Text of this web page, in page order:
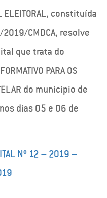
ELEITORAL, constituída
CMDCA, resolve
que trata do
PARA OS
do municipio de
dias 05 e 06 de
Nº 12 – 2019 –